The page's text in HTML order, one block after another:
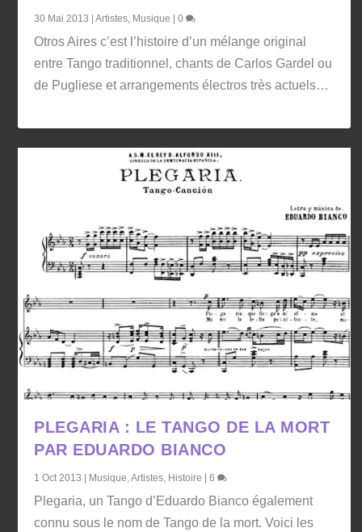
30 Mai 2013 |Artistes Musique |0
Otros Aires c’est l’histoire d’un mélange original
entre Tango traditionnel, chants de Carlos Gardel ou
de Pugliese et arrangements électros très actuels…
PLEGARIA : LE TANGO DE LA MORT
PAR EDUARDO BIANCO
1 Oct 2013 | Musique ,Artistes Histoire |6
Plegaria, un Tango d’Eduardo Bianco également
connu sous le nom de Tango de la mort. Voici les